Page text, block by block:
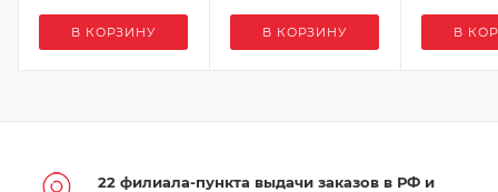
22 филиала-пункта выдачи заказов в РФ и
В КОРЗИНУ В КОРЗИНУ В